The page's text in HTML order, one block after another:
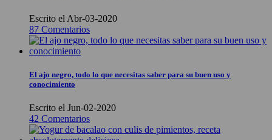
Escrito el Abr-03-2020
87 Comentarios
El ajo negro, todo lo que necesitas saber para su buen uso y
conocimiento
Escrito el Jun-02-2020
42 Comentarios